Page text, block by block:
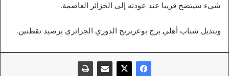
شيء سيتضح قريبا عند عودته إلى الجزائر العاصمة.
ويتذيل شباب أهلي برج بوعريريج الدوري الجزائري برصيد نقطتين.